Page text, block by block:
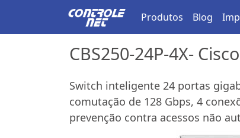
Produtos Blog
CBS250-24P-4X-
Switch inteligente 24 portas
comutação de 128 Gbps, 4
prevenção contra acessos não